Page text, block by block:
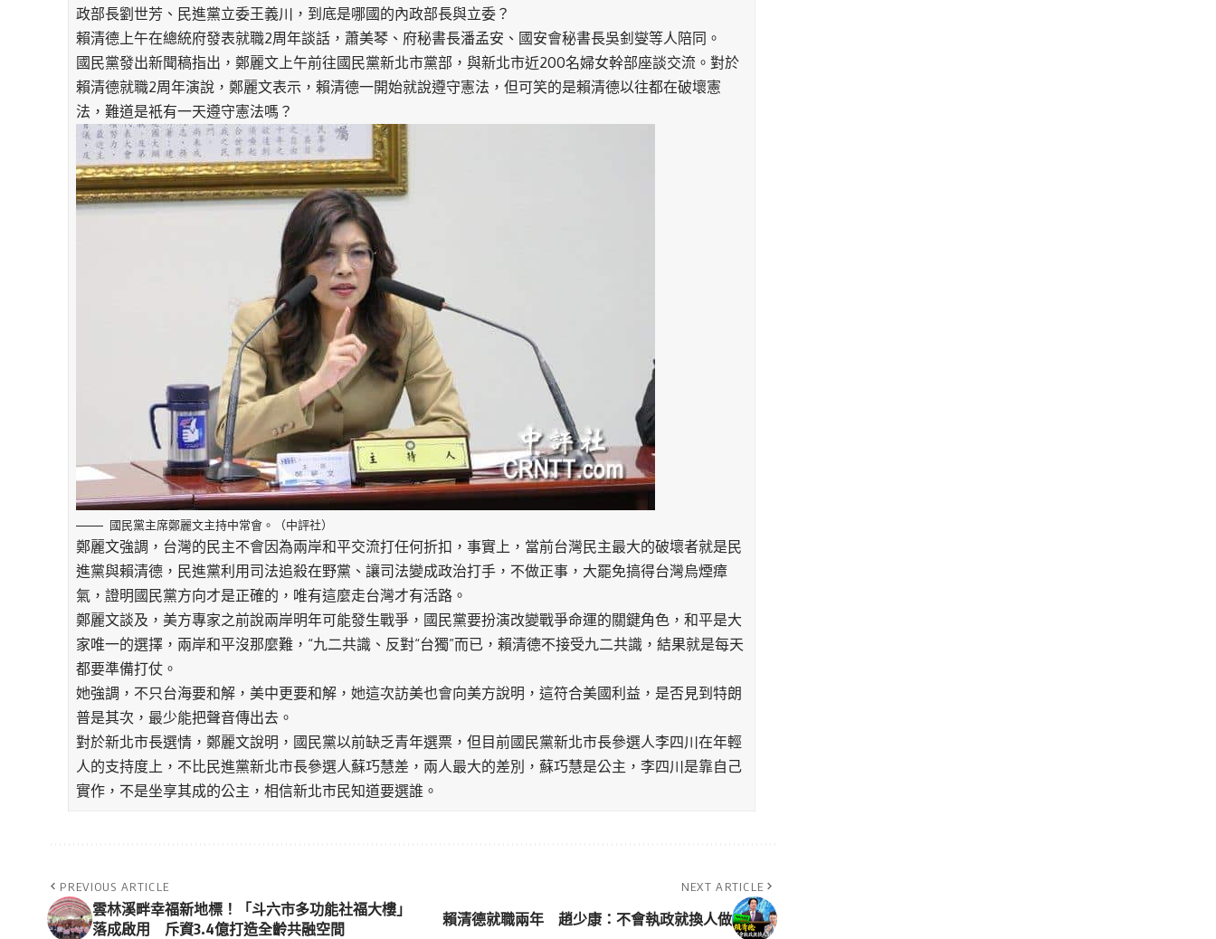
政部長劉世芳、民進黨立委王義川，到底是哪國的內政部長與立委？
賴清德上午在總統府發表就職2周年談話，蕭美琴、府秘書長潘孟安、國安會秘書長吳釗燮等人陪同。
國民黨發出新聞稿指出，鄭麗文上午前往國民黨新北市黨部，與新北市近200名婦女幹部座談交流。對於
賴清德就職2周年演說，鄭麗文表示，賴清德一開始就說遵守憲法，但可笑的是賴清德以往都在破壞憲
法，難道是衹有一天遵守憲法嗎？
國民黨主席鄭麗文主持中常會。（中評社）
鄭麗文強調，台灣的民主不會因為兩岸和平交流打任何折扣，事實上，當前台灣民主最大的破壞者就是民
進黨與賴清德，民進黨利用司法追殺在野黨、讓司法變成政治打手，不做正事，大罷免搞得台灣烏煙瘴
氣，證明國民黨方向才是正確的，唯有這麼走台灣才有活路。
鄭麗文談及，美方專家之前說兩岸明年可能發生戰爭，國民黨要扮演改變戰爭命運的關鍵角色，和平是大
家唯一的選擇，兩岸和平沒那麼難，“九二共識、反對“台獨”而已，賴清德不接受九二共識，結果就是每天
都要準備打仗。
她強調，不只台海要和解，美中更要和解，她這次訪美也會向美方說明，這符合美國利益，是否見到特朗
普是其次，最少能把聲音傳出去。
對於新北市長選情，鄭麗文說明，國民黨以前缺乏青年選票，但目前國民黨新北市長參選人李四川在年輕
人的支持度上，不比民進黨新北市長參選人蘇巧慧差，兩人最大的差別，蘇巧慧是公主，李四川是靠自己
實作，不是坐享其成的公主，相信新北市民知道要選誰。
PREVIOUS ARTICLE
雲林溪畔幸福新地標！「斗六市多功能社福大樓」
落成啟用 斥資3.4億打造全齡共融空間
NEXT ARTICLE
賴清德就職兩年 趙少康：不會執政就換人做